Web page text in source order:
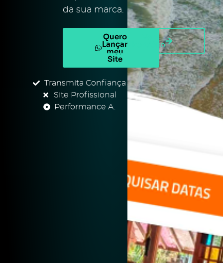
da sua marca.
Quero
Lançar
meu
Site
Portfólio
Transmita Confiança
Site Profissional
Performance A.